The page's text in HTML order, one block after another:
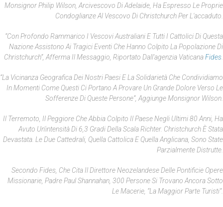
Monsignor Philip Wilson, Arcivescovo Di Adelaide, Ha Espresso Le Proprie
Condoglianze Al Vescovo Di Christchurch Per L'accaduto.
“Con Profondo Rammarico I Vescovi Australiani E Tutti I Cattolici Di Questa
Nazione Assistono Ai Tragici Eventi Che Hanno Colpito La Popolazione Di
Christchurch”, Afferma Il Messaggio, Riportato Dall'agenzia VaticanaFides
“La Vicinanza Geografica Dei Nostri Paesi E La Solidarietà Che Condividiamo
In Momenti Come Questi Ci Portano A Provare Un Grande Dolore Verso Le
Sofferenze Di Queste Persone”, Aggiunge Monsignor Wilson.
Il Terremoto, Il Peggiore Che Abbia Colpito Il Paese Negli Ultimi 80 Anni, Ha
Avuto Un'intensità Di 6,3 Gradi Della Scala Richter. Christchurch È Stata
Devastata. Le Due Cattedrali, Quella Cattolica E Quella Anglicana, Sono State
Parzialmente Distrutte.
Secondo Fides, Che Cita Il Direttore Neozelandese Delle Pontificie Opere
Missionarie, Padre Paul Shannahan, 300 Persone Si Trovano Ancora Sotto
Le Macerie, “la Maggior Parte Turisti”.